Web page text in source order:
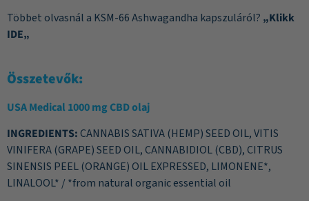
Többet olvasnál a KSM-66 Ashwagandha kapszuláról? „Klikk
IDE„
Összetevők:
USA Medical 1000 mg CBD olaj
INGREDIENTS:CANNABIS SATIVA (HEMP) SEED OIL, VITIS
VINIFERA (GRAPE) SEED OIL, CANNABIDIOL (CBD), CITRUS
SINENSIS PEEL (ORANGE) OIL EXPRESSED, LIMONENE*,
LINALOOL* / *from natural organic essential oil